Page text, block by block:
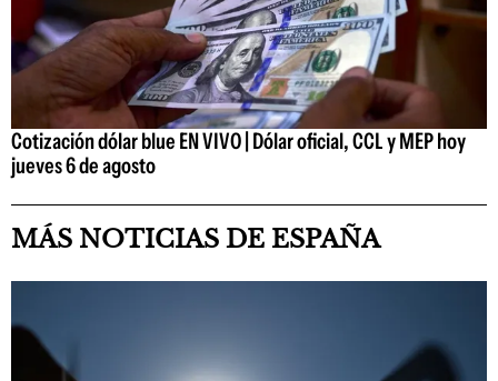
Cotización dólar blue EN VIVO | Dólar oficial, CCL y MEP hoy
jueves 6 de agosto
MÁS NOTICIAS DE ESPAÑA